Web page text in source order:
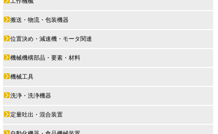
搬送・物流・包装機器
位置決め・減速機・モータ関連
機械機構部品・要素・材料
機械工具
洗浄・洗浄機器
定量吐出・混合装置